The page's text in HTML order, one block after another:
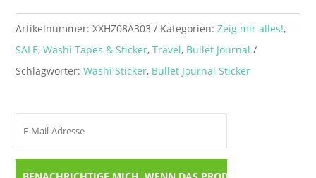
Artikelnummer:XXHZ08A303 Kategorien:Zeig mir alles!,
SALE,Washi Tapes & Sticker,Travel, Bullet Journal
Schlagwörter:Washi Sticker, Bullet Journal Sticker